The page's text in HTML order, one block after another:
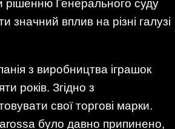
Генерального суду
вплив на різні галузі
з виробництва іграшок
років. Згідно з
свої торгові марки.
було давно припинено,